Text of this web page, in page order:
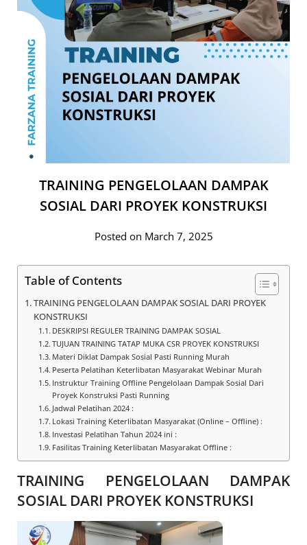
TRAINING PENGELOLAAN DAMPAK
SOSIAL DARI PROYEK KONSTRUKSI
Posted on March 7, 2025
Table of Contents
TRAINING PENGELOLAAN DAMPAK SOSIAL DARI PROYEK
KONSTRUKSI
DESKRIPSI REGULER TRAINING DAMPAK SOSIAL
TUJUAN TRAINING TATAP MUKA CSR PROYEK KONSTRUKSI
Materi Diklat Dampak Sosial Pasti Running Murah
Peserta Pelatihan Keterlibatan Masyarakat Webinar Murah
Instruktur Training Offline Pengelolaan Dampak Sosial Dari
Proyek Konstruksi Pasti Running
Jadwal Pelatihan 2024 :
Lokasi Training Keterlibatan Masyarakat (Online – Offline) :
Investasi Pelatihan Tahun 2024 ini :
Fasilitas Training Keterlibatan Masyarakat Offline :
TRAINING PENGELOLAAN DAMPAK
SOSIAL DARI PROYEK KONSTRUKSI